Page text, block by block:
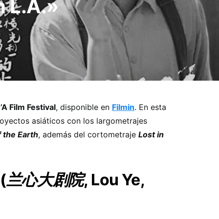
L.A.»
Film Festival, disponible en Filmin. En esta
asiáticos con los largometrajes
the Earth, además del cortometraje Lost in
兰心大剧院, Lou Ye,